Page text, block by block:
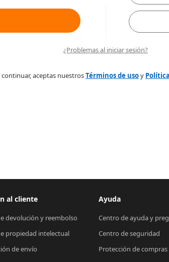
¿Problemas al iniciar sesión?
continuar, aceptas nuestrosTérminos de usoy
al cliente
devolución y reembolso
propiedad intelectual
de envío
Ayuda
Centro de ayuda y
Centro de seguridad
Protección de compras